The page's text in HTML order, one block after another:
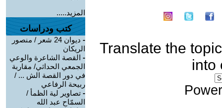
Translate the topic
into
المزيد.....
كتب ودراسات
-
ديوان 24 شعر / منصور
الريكان
- القصة الشاعرة والوعي
الجمعي الحداثي/ مقاربة
في دور القصة الش ... /
ربيحة الرفاعي
- تصاوير لية الظمأ /
السمّاح عبد الله